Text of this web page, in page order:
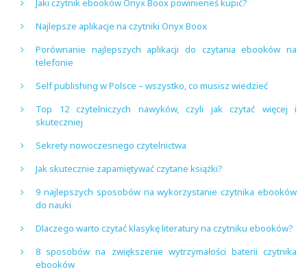
Jaki czytnik ebooków Onyx Boox powinieneś kupić?
Najlepsze aplikacje na czytniki Onyx Boox
Porównanie najlepszych aplikacji do czytania ebooków na
telefonie
Self publishing w Polsce – wszystko, co musisz wiedzieć
Top 12 czytelniczych nawyków, czyli jak czytać więcej i
skuteczniej
Sekrety nowoczesnego czytelnictwa
Jak skutecznie zapamiętywać czytane książki?
9 najlepszych sposobów na wykorzystanie czytnika ebooków
do nauki
Dlaczego warto czytać klasykę literatury na czytniku ebooków?
8 sposobów na zwiększenie wytrzymałości baterii czytnika
ebooków